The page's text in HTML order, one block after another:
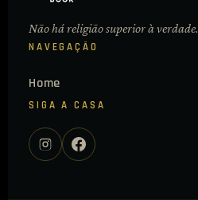
Não há religião superior à verdade.
NAVEGAÇÃO
Home
SIGA A CASA